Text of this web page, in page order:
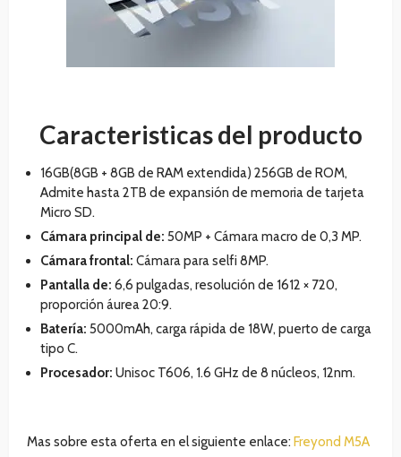
Caracteristicas del producto
16GB(8GB + 8GB de RAM extendida) 256GB de ROM,
Admite hasta 2TB de expansión de memoria de tarjeta
Micro SD.
Cámara principal de: 50MP + Cámara macro de 0,3 MP.
Cámara frontal: Cámara para selfi 8MP.
Pantalla de: 6,6 pulgadas, resolución de 1612 × 720,
proporción áurea 20:9.
Batería: 5000mAh, carga rápida de 18W, puerto de carga
tipo C.
Procesador: Unisoc T606, 1.6 GHz de 8 núcleos, 12nm.
Mas sobre esta oferta en el siguiente enlace: Freyond M5A